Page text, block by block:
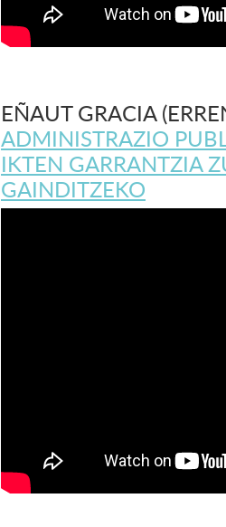
EÑAUT GRACIA
ADMINISTRAZIO
IKTEN GARRANTZIA
GAINDITZEKO